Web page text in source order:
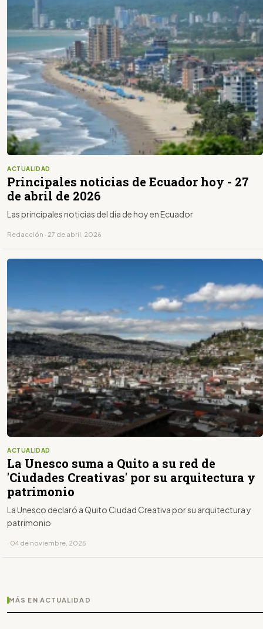
ACTUALIDAD
Principales noticias de Ecuador hoy - 27
de abril de 2026
Las principales noticias del día de hoy en Ecuador
Redacción · 27 de abril, 2026
ACTUALIDAD
La Unesco suma a Quito a su red de
'Ciudades Creativas' por su arquitectura y
patrimonio
La Unesco declaró a Quito Ciudad Creativa por su arquitectura y
patrimonio
· 04 de noviembre, 2025
MÁS EN ACTUALIDAD